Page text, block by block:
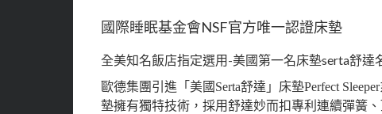
國際睡眠基金會NSF官方唯一認證床墊
全美知名飯店指定選用-美國第一名床墊serta舒達
歐德集團引進「美國Serta舒達」床墊Perfect
墊擁有獨特技術，採用舒達妙而扣專利連續彈簧